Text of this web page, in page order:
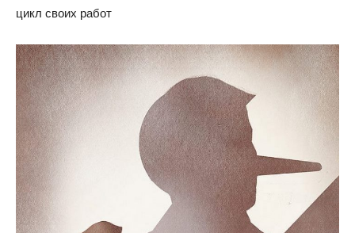
цикл своих работ